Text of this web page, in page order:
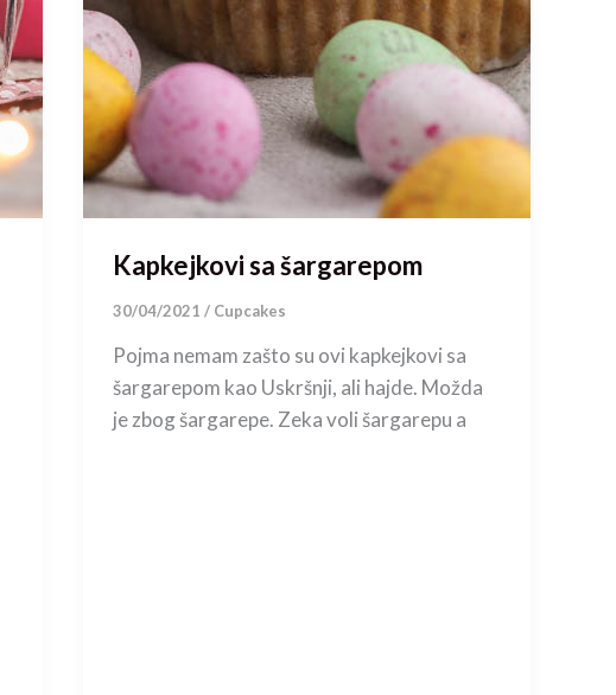
Kapkejkovi sa šargarepom
30/04/2021/ Cupcakes
Pojma nemam zašto su ovi kapkejkovi sa
šargarepom kao Uskršnji, ali hajde. Možda
je zbog šargarepe. Zeka voli šargarepu a